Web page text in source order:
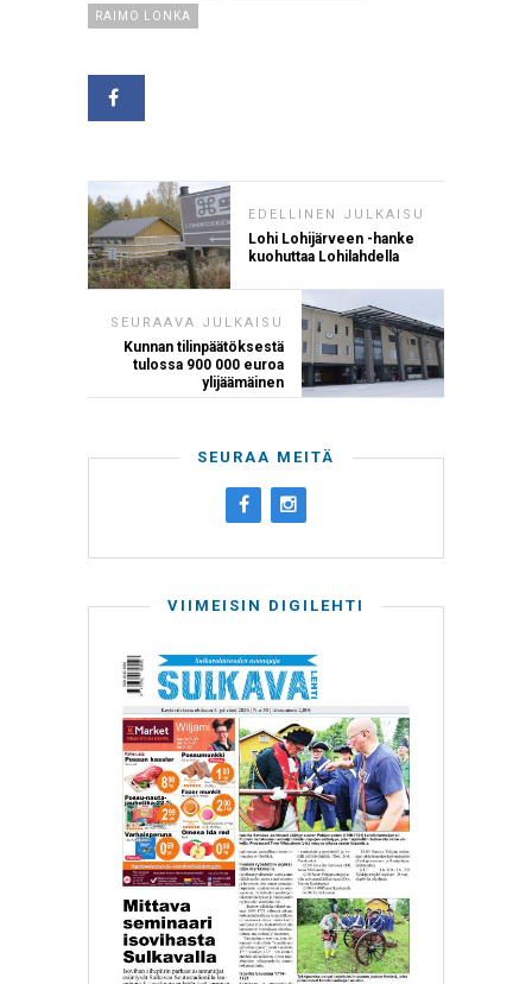
RAIMO LONKA
EDELLINEN JULKAISU
Lohi Lohijärveen -hanke
kuohuttaa Lohilahdella
SEURAAVA JULKAISU
Kunnan tilinpäätöksestä
tulossa 900 000 euroa
ylijäämäinen
SEURAA MEITÄ
VIIMEISIN DIGILEHTI